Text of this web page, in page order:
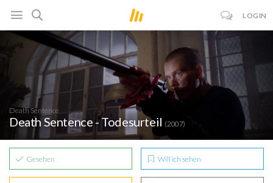
LOGIN
Death Sentence
Death Sentence - Todesurteil (2007)
Gesehen Will ich sehen